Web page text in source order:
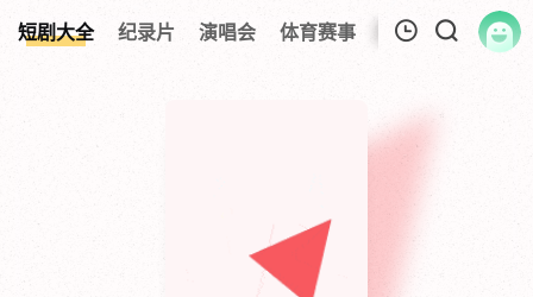
短剧大全 纪录片 演唱会 体育赛事 伦理片 影视解
暂无观看影片的记录